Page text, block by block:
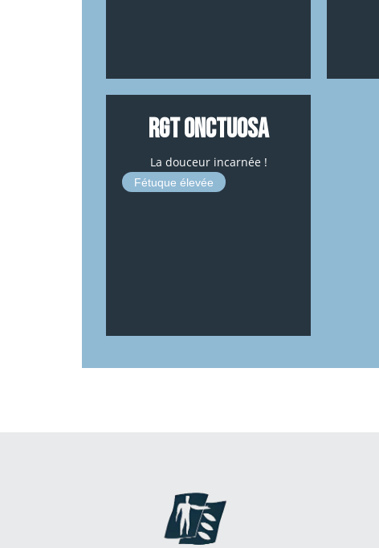
RGT ONCTUOSA
La douceur incarnée !
Fétuque élevée